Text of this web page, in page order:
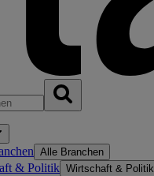
Alle Branchen
& Politik Wirtschaft & Politik